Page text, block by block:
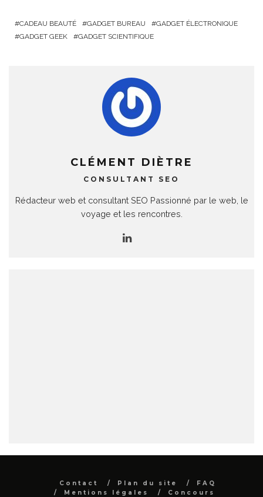
CADEAU BEAUTÉ GADGET BUREAU
GADGET ÉLECTRONIQUE
GADGET GEEK
GADGET SCIENTIFIQUE
CLÉMENT DIÈTRE
CONSULTANT SEO
Rédacteur web et consultant SEO Passionné par le web, le
voyage et les rencontres.
Contact Plan du site
FAQ
Mentions légales
Concours